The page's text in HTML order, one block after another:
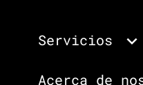
Servicios
Acerca de